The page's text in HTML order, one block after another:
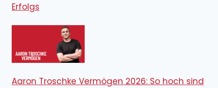
Erfolgs
Aaron Troschke Vermögen 2026: So hoch sind